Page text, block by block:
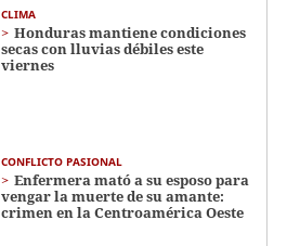
CLIMA
Honduras mantiene condiciones
secas con lluvias débiles este
viernes
CONFLICTO PASIONAL
Enfermera mató a su esposo para
vengar la muerte de su amante:
crimen en la Centroamérica Oeste